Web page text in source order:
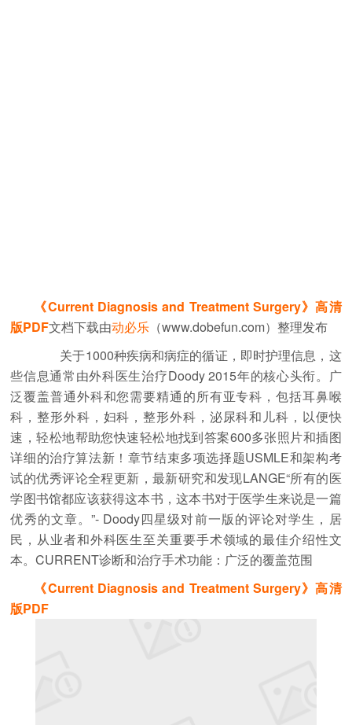
《Current Diagnosis and Treatment Surgery》高清
版PDF文档下载由动必乐 （www.dobefun.com）整理发布
关于1000种疾病和病症的循证，即时护理信息，这
些信息通常由外科医生治疗Doody 2015年的核心头衔。广
泛覆盖普通外科和您需要精通的所有亚专科，包括耳鼻喉
科，整形外科，妇科，整形外科，泌尿科和儿科，以便快
速，轻松地帮助您快速轻松地找到答案600多张照片和插图
详细的治疗算法新！章节结束多项选择题USMLE和架构考
试的优秀评论全程更新，最新研究和发现LANGE“所有的医
学图书馆都应该获得这本书，这本书对于医学生来说是一篇
优秀的文章。”- Doody四星级对前一版的评论对学生，居
民，从业者和外科医生至关重要手术领域的最佳介绍性文
本。CURRENT诊断和治疗手术功能：广泛的覆盖范围
《Current Diagnosis and Treatment Surgery》高清
版PDF